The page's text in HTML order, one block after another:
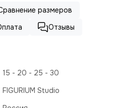
размеров
Отзывы
15 - 20 - 25 - 30
FIGURIUM Studio